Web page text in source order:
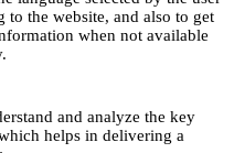
to the website, and also to get
when not available
and analyze the key
helps in delivering a